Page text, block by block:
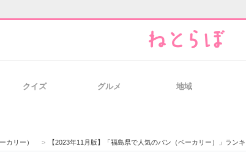
クイズ グルメ 地域
カリー） > 【2023年11月版】「福島県で人気のパン（ベーカリー）」ランキングTOP10！ 1位は